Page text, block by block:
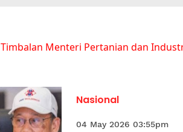
Timbalan Menteri Pertanian dan
Nasional
04 May 2026 03:55pm